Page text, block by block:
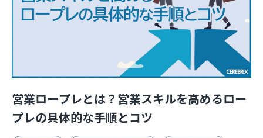
会社情報
営業ロープレとは？営業スキルを高めるロー
プレの具体的な手順とコツ